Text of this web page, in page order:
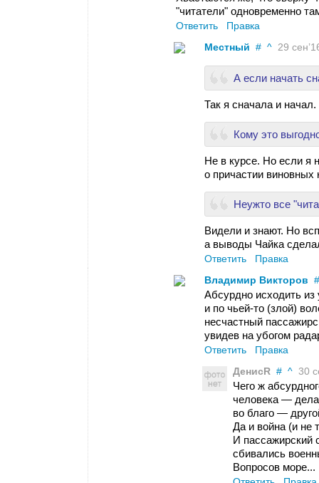
"читатели" одновременно
Ответить
Правка
Местный # ^ 29
А если начать
Так я сначала и начал.
Кому это
Не в курсе. Но если я
о причастии виновных
Неужто все
Видели и знают. Но
а выводы Чайка
Ответить
Правка
Владимир Викторов #
Абсурдно исходить
и по чьей-то (злой)
несчастный
увидев на убогом
Ответить
Правка
ДенисR # ^ 30
Чего ж
человека —
во благо —
Да и война (и не
И пассажирский
сбивались
Вопросов море...